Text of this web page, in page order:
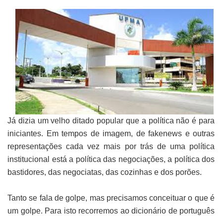
Já dizia um velho ditado popular que a política não é para
iniciantes. Em tempos de imagem, de fakenews e outras
representações cada vez mais por trás de uma política
institucional está a política das negociações, a política dos
bastidores, das negociatas, das cozinhas e dos porões.
Tanto se fala de golpe, mas precisamos conceituar o que é
um golpe. Para isto recorremos ao dicionário de português